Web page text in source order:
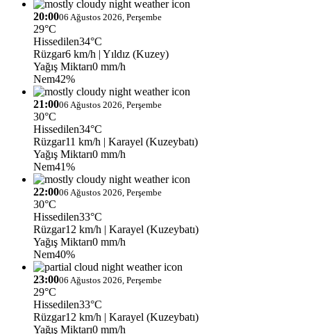
20:0006 Ağustos 2026, Perşembe
29°C
Hissedilen34°C
Rüzgar6 km/h | Yıldız (Kuzey)
Yağış Miktarı0 mm/h
Nem42%
21:0006 Ağustos 2026, Perşembe
30°C
Hissedilen34°C
Rüzgar11 km/h | Karayel (Kuzeybatı)
Yağış Miktarı0 mm/h
Nem41%
22:0006 Ağustos 2026, Perşembe
30°C
Hissedilen33°C
Rüzgar12 km/h | Karayel (Kuzeybatı)
Yağış Miktarı0 mm/h
Nem40%
23:0006 Ağustos 2026, Perşembe
29°C
Hissedilen33°C
Rüzgar12 km/h | Karayel (Kuzeybatı)
Yağış Miktarı0 mm/h